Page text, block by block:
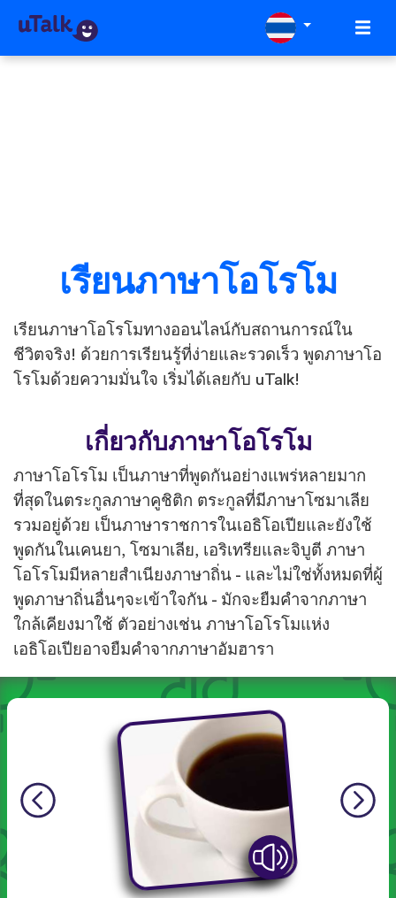
เรียนภาษาโอโรโม
เรียนภาษาโอโรโมทางออนไลน์กับสถานการณ์ใน
ชีวิตจริง! ด้วยการเรียนรู้ที่ง่ายและรวดเร็ว พูดภาษาโอ
โรโมด้วยความมั่นใจ เริ่มได้เลยกับ uTalk!
เกี่ยวกับภาษาโอโรโม
ภาษาโอโรโม เป็นภาษาที่พูดกันอย่างแพร่หลายมาก
ที่สุดในตระกูลภาษาคูชิติก ตระกูลที่มีภาษาโซมาเลีย
รวมอยู่ด้วย เป็นภาษาราชการในเอธิโอเปียและยังใช้
พูดกันในเคนยา, โซมาเลีย, เอริเทรียและจิบูตี ภาษา
โอโรโมมีหลายสำเนียงภาษาถิ่น - และไม่ใช่ทั้งหมดที่ผู้
พูดภาษาถิ่นอื่นๆจะเข้าใจกัน - มักจะยืมคำจากภาษา
ใกล้เคียงมาใช้ ตัวอย่างเช่น ภาษาโอโรโมแห่ง
เอธิโอเปียอาจยืมคำจากภาษาอัมฮารา